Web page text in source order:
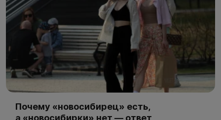
Почему «новосибирец» есть,
а «новосибирки» нет — ответ